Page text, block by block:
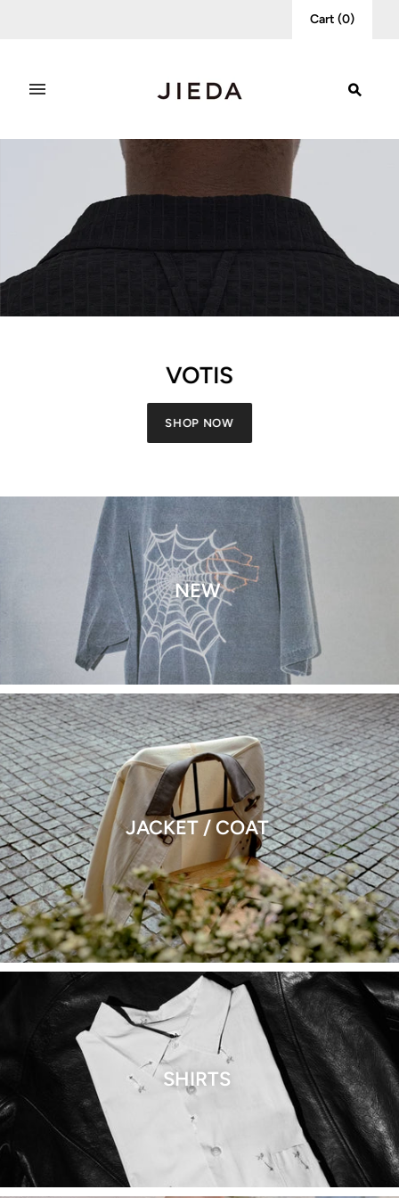
Cart (0)
VOTIS
SHOP NOW
NEW
JACKET / COAT
SHIRTS